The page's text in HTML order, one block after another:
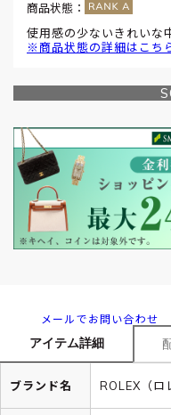
商品状態：
使用感の少ないきれいな
※商品状態の詳細はこち
メールでお問い合わせ
アイテム詳細
ブランド名 ROLEX（ロ